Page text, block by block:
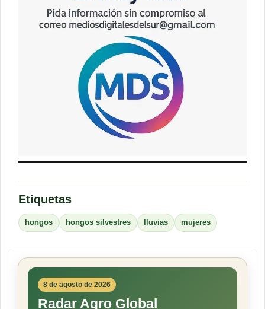
Etiquetas
hongos hongos silvestres lluvias mujeres
8 de agosto de 2026
Radar Agro Global